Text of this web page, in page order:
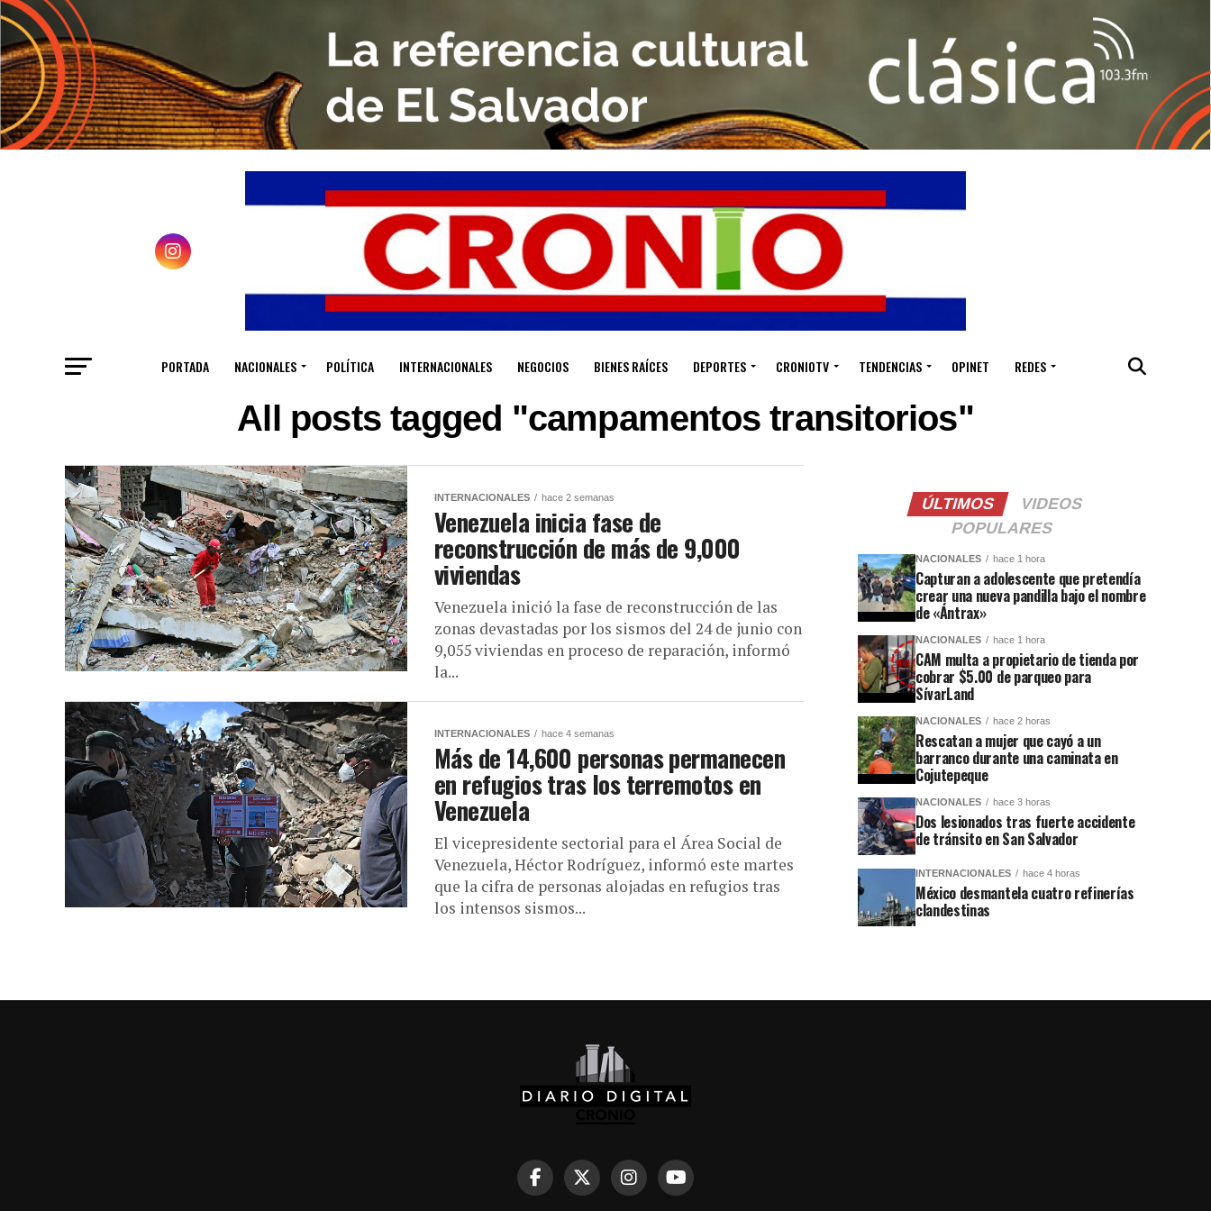
PORTADA NACIONALES POLÍTICA INTERNACIONALES NEGOCIOS BIENES RAÍCES DEPORTES CRONIOTV TENDENCIAS OPINET REDES
All posts tagged "campamentos transitorios"
INTERNACIONALES hace 2 semanas
Venezuela inicia fase de
reconstrucción de más de 9,000
viviendas
Venezuela inició la fase de reconstrucción de las
zonas devastadas por los sismos del 24 de junio con
9,055 viviendas en proceso de reparación, informó
la...
INTERNACIONALES hace 4 semanas
Más de 14,600 personas permanecen
en refugios tras los terremotos en
Venezuela
El vicepresidente sectorial para el Área Social de
Venezuela, Héctor Rodríguez, informó este martes
que la cifra de personas alojadas en refugios tras
los intensos sismos...
ÚLTIMOS
VIDEOS
POPULARES
NACIONALES hace 1 hora
Capturan a adolescente que pretendía
crear una nueva pandilla bajo el nombre
de «Ántrax»
NACIONALES hace 1 hora
CAM multa a propietario de tienda por
cobrar $5.00 de parqueo para
SívarLand
NACIONALES hace 2 horas
Rescatan a mujer que cayó a un
barranco durante una caminata en
Cojutepeque
NACIONALES hace 3 horas
Dos lesionados tras fuerte accidente
de tránsito en San Salvador
INTERNACIONALES hace 4 horas
México desmantela cuatro refinerías
clandestinas